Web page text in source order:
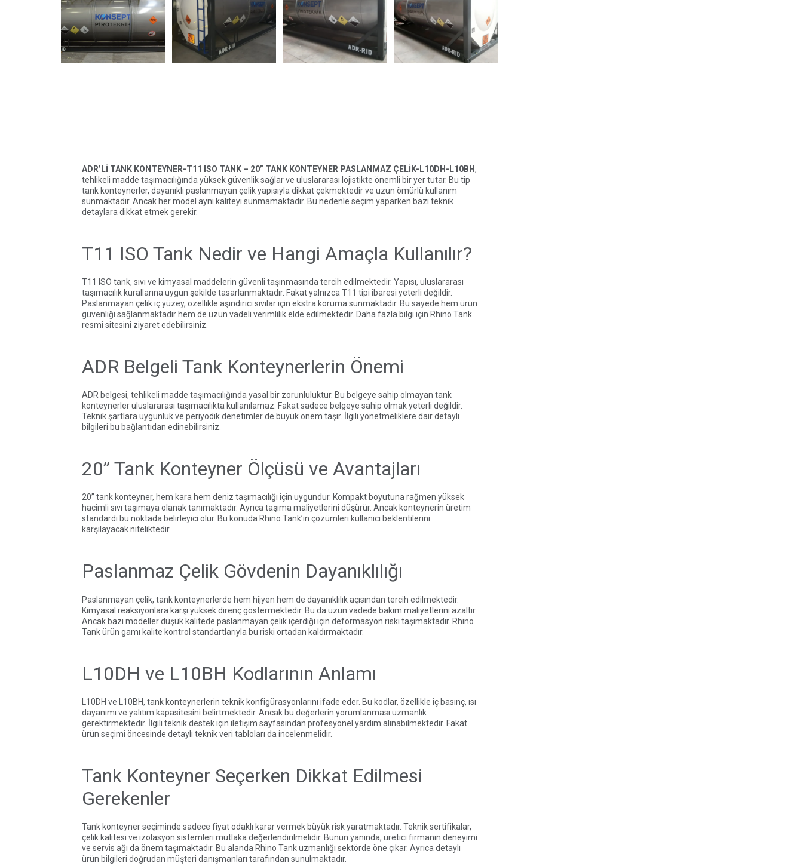
ADR’Lİ TANK KONTEYNER-T11 ISO TANK – 20” TANK KONTEYNER PASLANMAZ ÇELİK-L10DH-L10BH,
tehlikeli madde taşımacılığında yüksek güvenlik sağlar ve uluslararası lojistikte önemli bir yer tutar. Bu tip
tank konteynerler, dayanıklı paslanmayan çelik yapısıyla dikkat çekmektedir ve uzun ömürlü kullanım
sunmaktadır. Ancak her model aynı kaliteyi sunmamaktadır. Bu nedenle seçim yaparken bazı teknik
detaylara dikkat etmek gerekir.
T11 ISO Tank Nedir ve Hangi Amaçla Kullanılır?
T11 ISO tank, sıvı ve kimyasal maddelerin güvenli taşınmasında tercih edilmektedir. Yapısı, uluslararası
taşımacılık kurallarına uygun şekilde tasarlanmaktadır. Fakat yalnızca T11 tipi ibaresi yeterli değildir.
Paslanmayan çelik iç yüzey, özellikle aşındırıcı sıvılar için ekstra koruma sunmaktadır. Bu sayede hem ürün
güvenliği sağlanmaktadır hem de uzun vadeli verimlilik elde edilmektedir. Daha fazla bilgi için Rhino Tank
resmi sitesini ziyaret edebilirsiniz.
ADR Belgeli Tank Konteynerlerin Önemi
ADR belgesi, tehlikeli madde taşımacılığında yasal bir zorunluluktur. Bu belgeye sahip olmayan tank
konteynerler uluslararası taşımacılıkta kullanılamaz. Fakat sadece belgeye sahip olmak yeterli değildir.
Teknik şartlara uygunluk ve periyodik denetimler de büyük önem taşır. İlgili yönetmeliklere dair detaylı
bilgileri bu bağlantıdan edinebilirsiniz.
20” Tank Konteyner Ölçüsü ve Avantajları
20” tank konteyner, hem kara hem deniz taşımacılığı için uygundur. Kompakt boyutuna rağmen yüksek
hacimli sıvı taşımaya olanak tanımaktadır. Ayrıca taşıma maliyetlerini düşürür. Ancak konteynerin üretim
standardı bu noktada belirleyici olur. Bu konuda Rhino Tank’ın çözümleri kullanıcı beklentilerini
karşılayacak niteliktedir.
Paslanmaz Çelik Gövdenin Dayanıklılığı
Paslanmayan çelik, tank konteynerlerde hem hijyen hem de dayanıklılık açısından tercih edilmektedir.
Kimyasal reaksiyonlara karşı yüksek direnç göstermektedir. Bu da uzun vadede bakım maliyetlerini azaltır.
Ancak bazı modeller düşük kalitede paslanmayan çelik içerdiği için deformasyon riski taşımaktadır. Rhino
Tank ürün gamı kalite kontrol standartlarıyla bu riski ortadan kaldırmaktadır.
L10DH ve L10BH Kodlarının Anlamı
L10DH ve L10BH, tank konteynerlerin teknik konfigürasyonlarını ifade eder. Bu kodlar, özellikle iç basınç, ısı
dayanımı ve yalıtım kapasitesini belirtmektedir. Ancak bu değerlerin yorumlanması uzmanlık
gerektirmektedir. İlgili teknik destek için iletişim sayfasından profesyonel yardım alınabilmektedir. Fakat
ürün seçimi öncesinde detaylı teknik veri tabloları da incelenmelidir.
Tank Konteyner Seçerken Dikkat Edilmesi
Gerekenler
Tank konteyner seçiminde sadece fiyat odaklı karar vermek büyük risk yaratmaktadır. Teknik sertifikalar,
çelik kalitesi ve izolasyon sistemleri mutlaka değerlendirilmelidir. Bunun yanında, üretici firmanın deneyimi
ve servis ağı da önem taşımaktadır. Bu alanda Rhino Tank uzmanlığı sektörde öne çıkar. Ayrıca detaylı
ürün bilgileri doğrudan müşteri danışmanları tarafından sunulmaktadır.